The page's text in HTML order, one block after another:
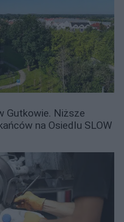
Gutkowie. Niższe
na Osiedlu SLOW